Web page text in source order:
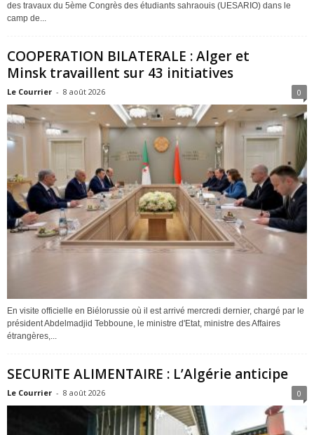
des travaux du 5ème Congrès des étudiants sahraouis (UESARIO) dans le
camp de...
COOPERATION BILATERALE : Alger et
Minsk travaillent sur 43 initiatives
Le Courrier - 8 août 2026 0
En visite officielle en Biélorussie où il est arrivé mercredi dernier, chargé par le
président Abdelmadjid Tebboune, le ministre d'Etat, ministre des Affaires
étrangères,...
SECURITE ALIMENTAIRE : L’Algérie anticipe
Le Courrier - 8 août 2026 0